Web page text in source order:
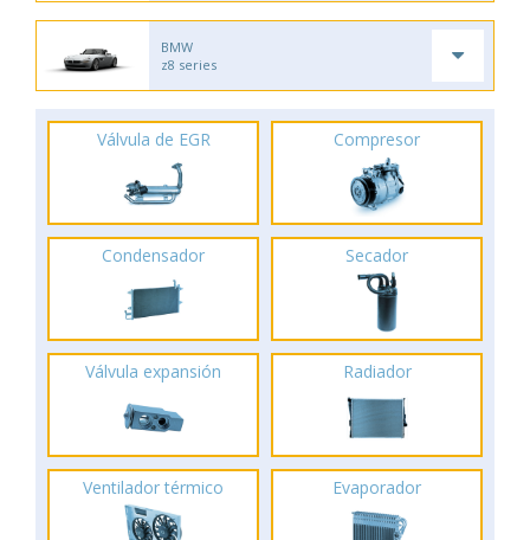
BMW
z8 series
Válvula de EGR Compresor
Condensador Secador
Válvula expansión Radiador
Ventilador térmico Evaporador